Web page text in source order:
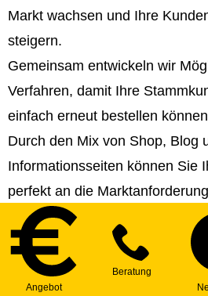
Markt wachsen und Ihre
steigern.
Gemeinsam entwickeln wir
Verfahren, damit Ihre
einfach erneut bestellen
Durch den Mix von Shop, Blog
Informationsseiten können Sie
perfekt an die
Top-Ranking erreichen. Wir
Strategie- und
Sie können Ihren Online Shop
Sprachen veröffentlichen und